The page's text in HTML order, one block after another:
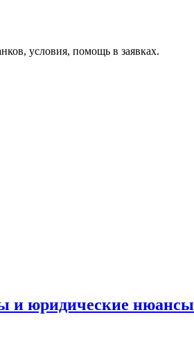
условия, помощь в заявках.
и юридические нюансы